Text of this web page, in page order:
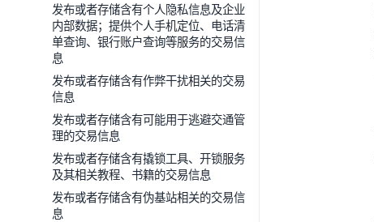
发布或者存储含有个人隐私信息及企业
内部数据；提供个人手机定位、电话清
单查询、银行账户查询等服务的交易信
息
发布或者存储含有作弊干扰相关的交易
信息
发布或者存储含有可能用于逃避交通管
理的交易信息
发布或者存储含有撬锁工具、开锁服务
及其相关教程、书籍的交易信息
发布或者存储含有伪基站相关的交易信
息